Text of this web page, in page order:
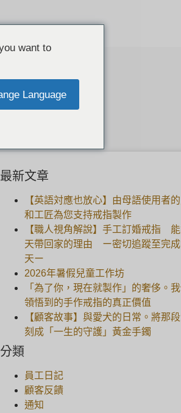
。
最新文章
【英語対應也放心】由母語使用者
和工匠為您支持戒指製作
【職人視角解說】手工訂婚戒指
天帶回家的理由 ー密切追蹤至完
天ー
2026年暑假兒童工作坊
「為了你，現在就製作」的奢侈。
領悟到的手作戒指的真正價值
【顧客故事】與愛犬的日常。將那
刻成「一生的守護」黃金手鐲
分類
員工日記
顧客反饋
通知
want to
Language